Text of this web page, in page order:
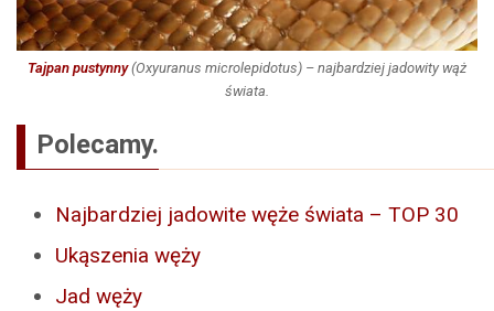
Tajpan pustynny(Oxyuranus microlepidotus) – najbardziej jadowity wąż
świata.
Polecamy.
Najbardziej jadowite węże świata – TOP 30
Ukąszenia węży
Jad węży